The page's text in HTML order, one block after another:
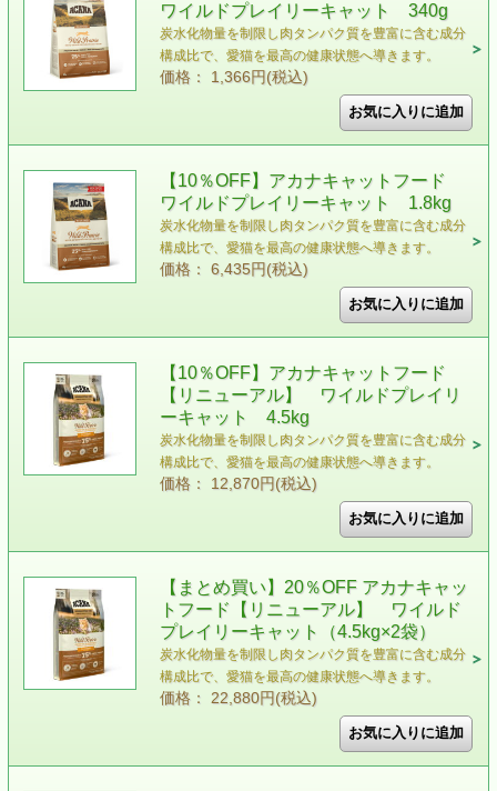
ワイルドプレイリーキャット 340g
炭水化物量を制限し肉タンパク質を豊富に含む成分
構成比で、愛猫を最高の健康状態へ導きます。
価格： 1,366円(税込)
【10％OFF】アカナキャットフード
ワイルドプレイリーキャット 1.8kg
炭水化物量を制限し肉タンパク質を豊富に含む成分
構成比で、愛猫を最高の健康状態へ導きます。
価格： 6,435円(税込)
【10％OFF】アカナキャットフード
【リニューアル】 ワイルドプレイリ
ーキャット 4.5kg
炭水化物量を制限し肉タンパク質を豊富に含む成分
構成比で、愛猫を最高の健康状態へ導きます。
価格： 12,870円(税込)
【まとめ買い】20％OFF アカナキャッ
トフード【リニューアル】 ワイルド
プレイリーキャット（4.5kg×2袋）
炭水化物量を制限し肉タンパク質を豊富に含む成分
構成比で、愛猫を最高の健康状態へ導きます。
価格： 22,880円(税込)